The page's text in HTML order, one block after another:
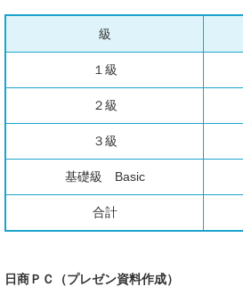
級
１級
２級
３級
基礎級 Basic
合計
日商ＰＣ（プレゼン資料作成）